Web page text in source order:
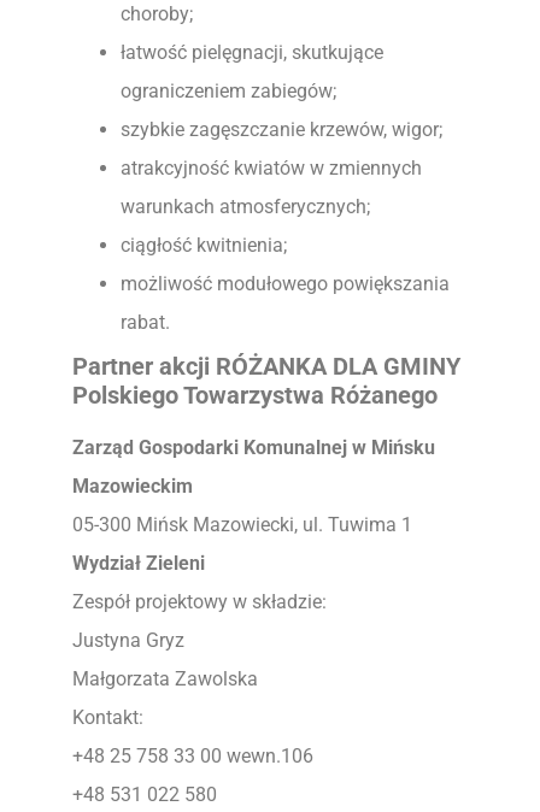
choroby;
łatwość pielęgnacji, skutkujące
ograniczeniem zabiegów;
szybkie zagęszczanie krzewów, wigor;
atrakcyjność kwiatów w zmiennych
warunkach atmosferycznych;
ciągłość kwitnienia;
możliwość modułowego powiększania
rabat.
Partner akcji RÓŻANKA DLA GMINY
Polskiego Towarzystwa Różanego
Zarząd Gospodarki Komunalnej w Mińsku
Mazowieckim
05-300 Mińsk Mazowiecki, ul. Tuwima 1
Wydział Zieleni
Zespół projektowy w składzie:
Justyna Gryz
Małgorzata Zawolska
Kontakt:
+48 25 758 33 00 wewn.106
+48 531 022 580